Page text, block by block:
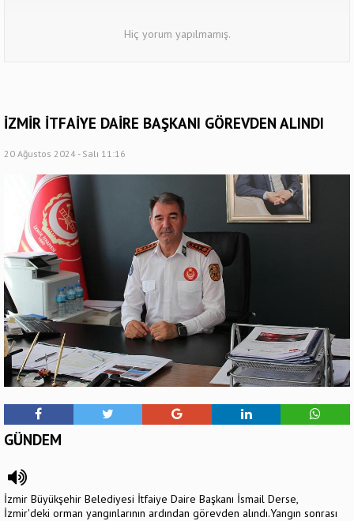
Hiç yorum yapılmamış.
İZMİR İTFAİYE DAİRE BAŞKANI GÖREVDEN ALINDI
20 Ağustos 2024 - Salı 11:16
GÜNDEM
İzmir Büyükşehir Belediyesi İtfaiye Daire Başkanı İsmail Derse,
İzmir'deki orman yangınlarının ardından görevden alındı.Yangın sonrası